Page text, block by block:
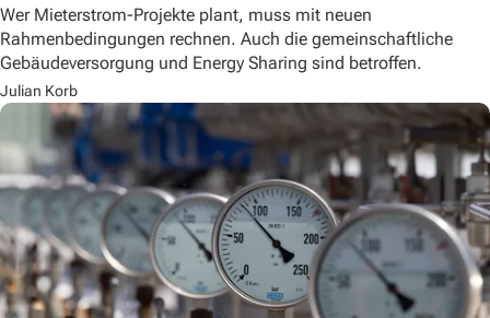
Wer Mieterstrom-Projekte plant, muss mit neuen
Rahmenbedingungen rechnen. Auch die gemeinschaftliche
Gebäudeversorgung und Energy Sharing sind betroffen.
Julian Korb